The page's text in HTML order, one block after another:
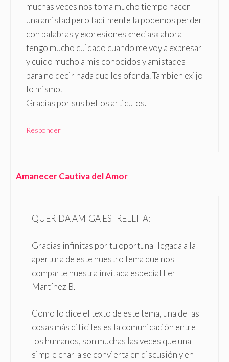
muchas veces nos toma mucho tiempo hacer
una amistad pero facilmente la podemos perder
con palabras y expresiones «necias» ahora
tengo mucho cuidado cuando me voy a expresar
y cuido mucho a mis conocidos y amistades
para no decir nada que les ofenda. Tambien exijo
lo mismo.
Gracias por sus bellos articulos.
Responder
Amanecer Cautiva del Amor
QUERIDA AMIGA ESTRELLITA:
Gracias infinitas por tu oportuna llegada a la
apertura de este nuestro tema que nos
comparte nuestra invitada especial Fer
Martínez B.
Como lo dice el texto de este tema, una de las
cosas más difíciles es la comunicación entre
los humanos, son muchas las veces que una
simple charla se convierta en discusión y en